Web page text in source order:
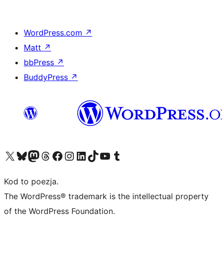
WordPress.com ↗
Matt ↗
bbPress ↗
BuddyPress ↗
Odwiedź nasze konto X (dawniej Twitter)
Odwiedź nasze konto Bluesky
Odwiedź nasze konto na Mastodoncie
Odwiedź naszego Threadsa
Odwiedź naszego Facebooka
Odwiedź nasze konto na Instagramie
Odwiedź nasze konto na LinkedIn
Odwiedź naszego TikToka
Odwiedź nasz kanał YouTube
Odwiedź naszego Tumblra
Kod to poezja.
The WordPress® trademark is the intellectual property
of the WordPress Foundation.